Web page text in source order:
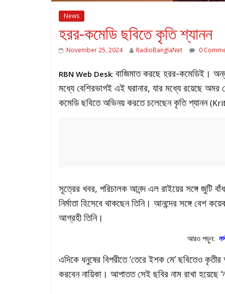
News
হরর-কমেডি ছবিতে কৃতি শ্যানন
November 25, 2024 RadioBanglaNet 0
RBN Web Desk: বাজিমাত করছে হরর-কমেডিই।
মধ্যে বেশিরভাগই এই ঘরানার, যার মধ্যে রয়েছে অমর
কমেডি ছবিতে অভিনয় করতে চলেছেন কৃতি শ্যানন
সূত্রের খবর, পরিচালক আনন্দ এল রাইয়ের সঙ্গে জুটি
নির্মাতা হিসেবে থাকছেন তিনি। আনন্দের সঙ্গে বেশ
আগ্রহী তিনি।
আরও পড়ুন:
এদিকে ধনুষের বিপরীতে ‘তেরে ইশক মে’ ছবিতেও
করবেন নায়িকা। আপাতত সেই ছবির নাম রাখা হয়েছে